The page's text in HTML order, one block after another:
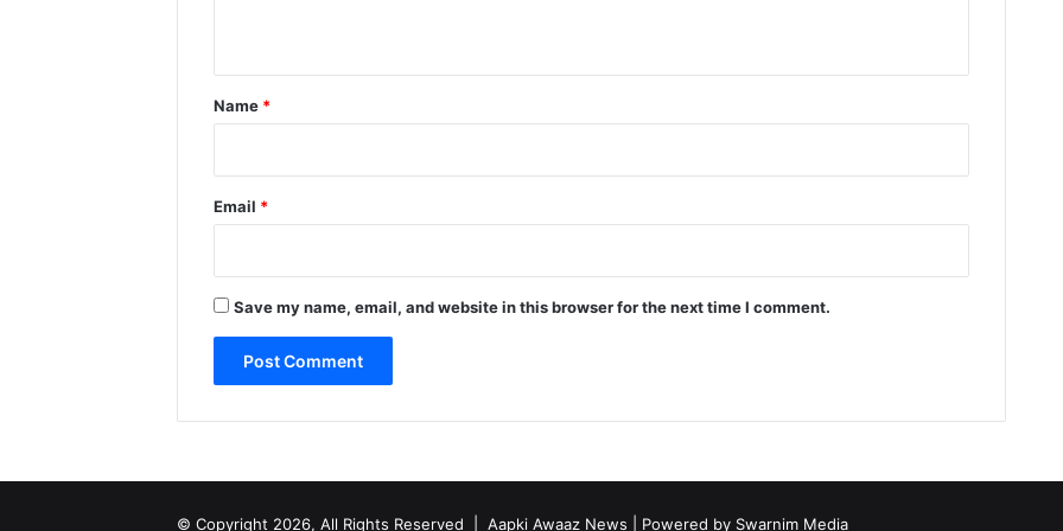
*
Name *
Email *
Save my name, email, and website in this browser for the next time I comment.
© Copyright 2026, All Rights Reserved |Aapki Awaaz News | Powered by Swarnim Media